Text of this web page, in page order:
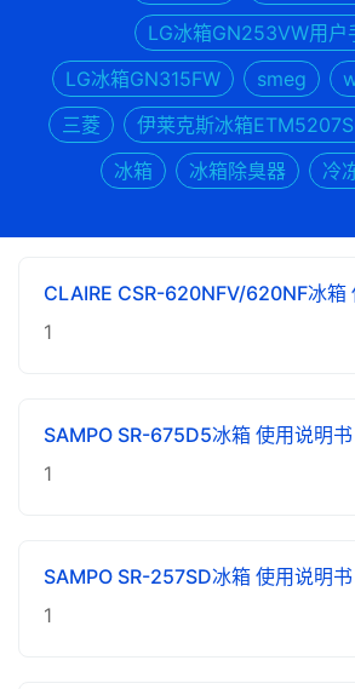
LG冰箱GN253VW用户
LG冰箱GN315FW
smeg
三菱
伊莱克斯冰箱
冰箱
冰箱除臭器 冷
CLAIRE CSR-620NFV/620NF冰箱
1
SAMPO SR-675D5冰箱 使用说明书
1
SAMPO SR-257SD冰箱 使用说明书
1